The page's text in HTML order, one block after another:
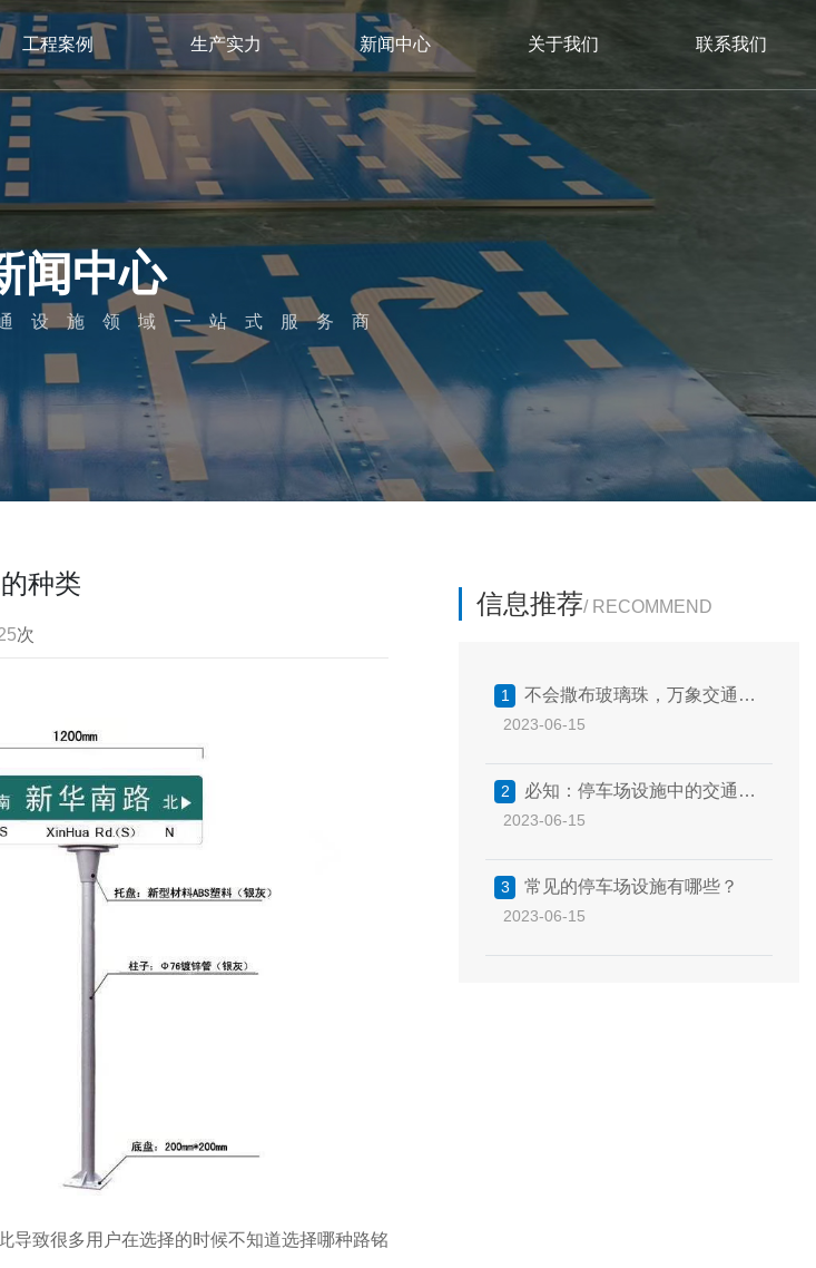
工程案例 生产实力 新闻中心 关于我们 联系我们
闻中心
设施领域一站式服务商
种类
次
导致很多用户在选择的时候不知道选择哪种路铭
信息推荐/ RECOMMEND
1
不会撒布玻璃珠，万象交通来
教你
2023-06-15
2
必知：停车场设施中的交通技
术参考
2023-06-15
3 常见的停车场设施有哪些？
2023-06-15